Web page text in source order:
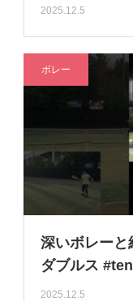
2025.12.5
ボレー
深いボレーと
ダブルス
2025.12.5